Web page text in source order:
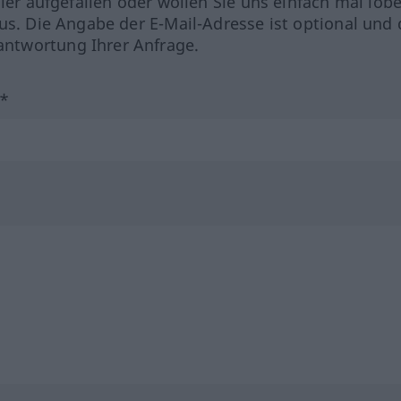
Die Angabe der E-Mail-Adresse ist optional und
Ihrer Anfrage.